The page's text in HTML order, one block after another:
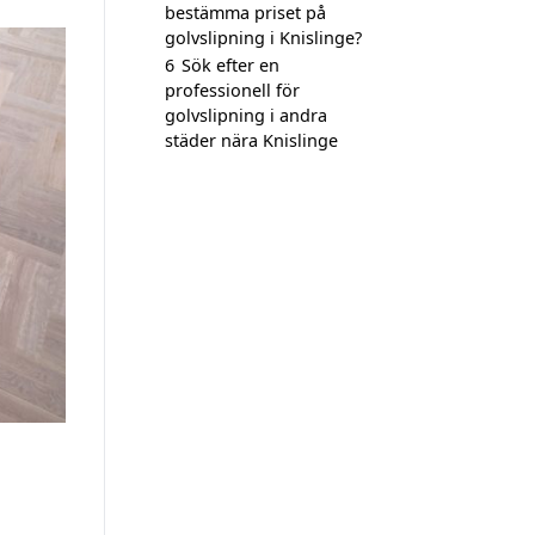
bestämma priset på
golvslipning i Knislinge?
6 Sök efter en
professionell för
golvslipning i andra
städer nära Knislinge